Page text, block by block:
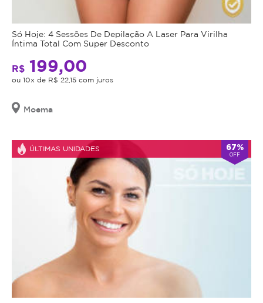
Só Hoje: 4 Sessões De Depilação A Laser Para Virilha
Íntima Total Com Super Desconto
R$ 199,00
ou 10x de R$ 22,15 com juros
Moema
ÚLTIMAS UNIDADES 67%
OFF